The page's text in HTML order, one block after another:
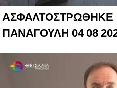
ΑΣΦΑΛΤΟΣΤΡΩΘΗΚΕ
ΠΑΝΑΓΟΥΛΗ 04 08